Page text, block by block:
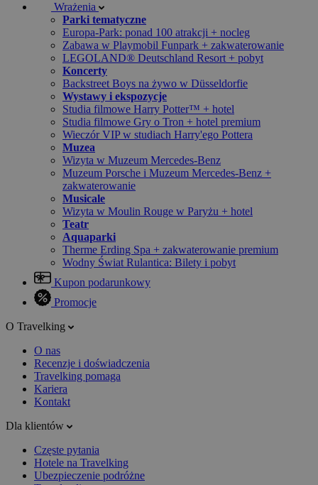
Wrażenia
Parki tematyczne
Europa-Park: ponad 100 atrakcji + nocleg
Zabawa w Playmobil Funpark + zakwaterowanie
LEGOLAND® Deutschland Resort + pobyt
Koncerty
Backstreet Boys na żywo w Düsseldorfie
Wystawy i ekspozycje
Studia filmowe Harry Potter™ + hotel
Studia filmowe Gry o Tron + hotel premium
Wieczór VIP w studiach Harry'ego Pottera
Muzea
Wizyta w Muzeum Mercedes-Benz
Muzeum Porsche i Muzeum Mercedes-Benz +
zakwaterowanie
Musicale
Wizyta w Moulin Rouge w Paryżu + hotel
Teatr
Aquaparki
Therme Erding Spa + zakwaterowanie premium
Wodny Świat Rulantica: Bilety i pobyt
Kupon podarunkowy
Promocje
O Travelking
O nas
Recenzje i doświadczenia
Travelking pomaga
Kariera
Kontakt
Dla klientów
Częste pytania
Hotele na Travelking
Ubezpieczenie podróżne